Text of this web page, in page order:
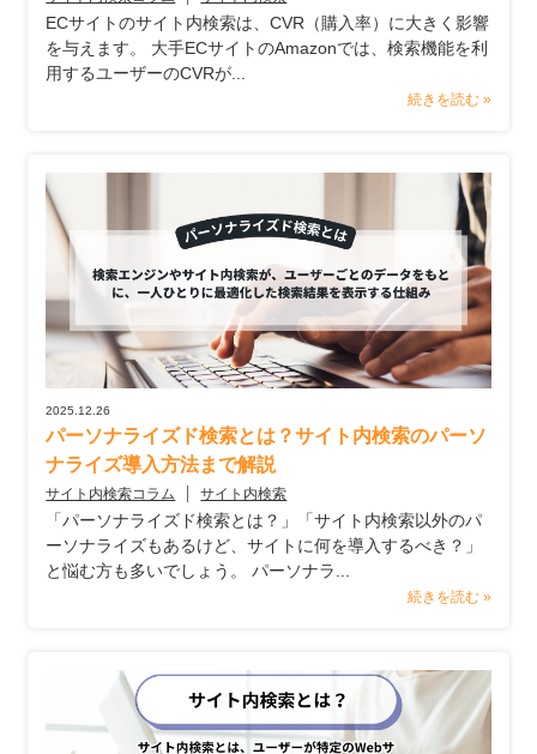
ECサイトのサイト内検索は、CVR（購入率）に大きく影響
を与えます。 大手ECサイトのAmazonでは、検索機能を利
用するユーザーのCVRが...
続きを読む »
2025.12.26
パーソナライズド検索とは？サイト内検索のパーソ
ナライズ導入方法まで解説
サイト内検索コラム サイト内検索
「パーソナライズド検索とは？」「サイト内検索以外のパ
ーソナライズもあるけど、サイトに何を導入するべき？」
と悩む方も多いでしょう。 パーソナラ...
続きを読む »